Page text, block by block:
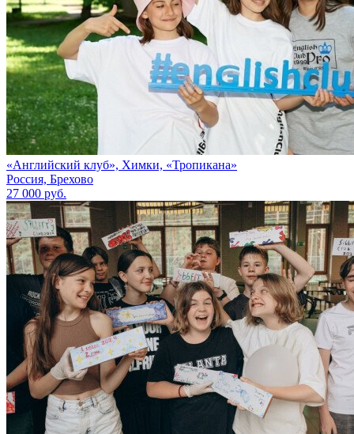
«Английский клуб», Химки, «Тропикана»
Россия, Брехово
27 000 руб.